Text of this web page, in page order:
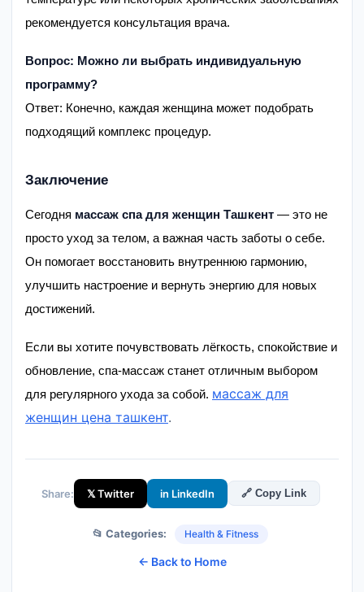
рекомендуется консультация врача.
Вопрос: Можно ли выбрать индивидуальную
программу?
Ответ: Конечно, каждая женщина может подобрать
подходящий комплекс процедур.
Заключение
Сегодня массаж спа для женщин Ташкент — это не
просто уход за телом, а важная часть заботы о себе.
Он помогает восстановить внутреннюю гармонию,
улучшить настроение и вернуть энергию для новых
достижений.
Если вы хотите почувствовать лёгкость, спокойствие и
обновление, спа-массаж станет отличным выбором
для регулярного ухода за собой. массаж для
женщин цена ташкент.
Share: 𝕏 Twitter in LinkedIn 🔗 Copy Link
📂 Categories: Health & Fitness
← Back to Home